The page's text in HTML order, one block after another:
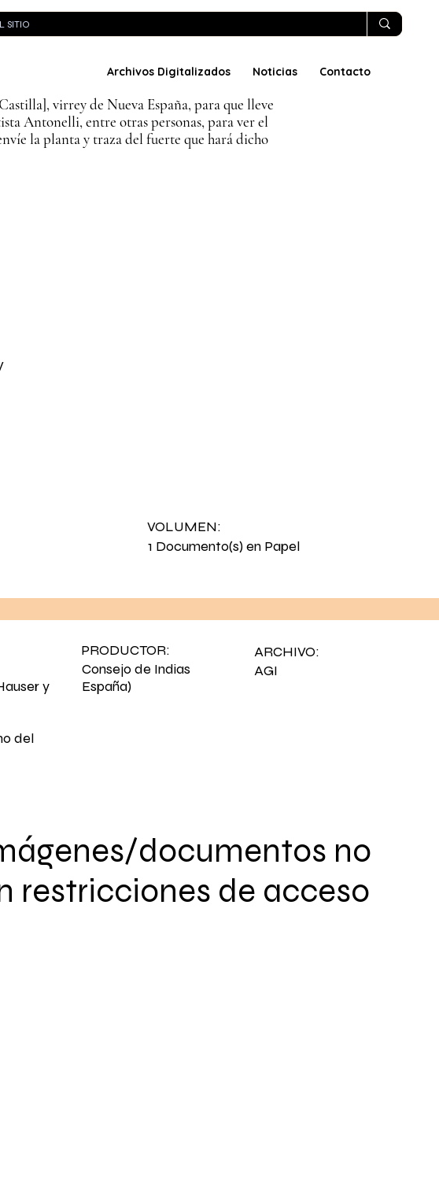
Archivos Digitalizados Noticias Contacto
virrey de Nueva España, para que lleve
Antonelli, entre otras personas, para ver el
la planta y traza del fuerte que hará dicho
VOLUMEN:
1 Documento(s) en Papel
y
del
PRODUCTOR:
Consejo de Indias
España)
documentos no
restricciones de acceso
ARCHIVO:
AGI